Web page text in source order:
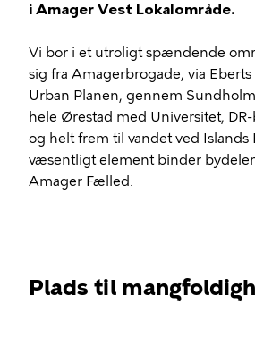
i Amager Vest Lokalområde.
Vi bor i et utroligt spændende
sig fra Amagerbrogade, via Eberts
Urban Planen, gennem
hele Ørestad med Universitet,
og helt frem til vandet ved Islands
væsentligt element binder
Amager Fælled.
Plads til